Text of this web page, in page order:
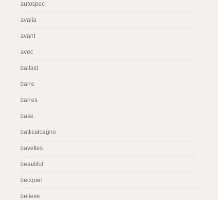
autospec
avalia
avant
avec
ballast
barre
barres
base
batticalcagno
bavettes
beautiful
becquet
believe